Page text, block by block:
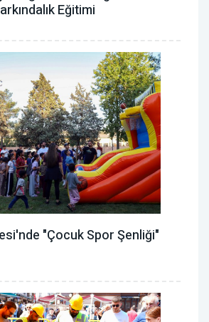
Eğitimi
"Çocuk Spor Şenliği"